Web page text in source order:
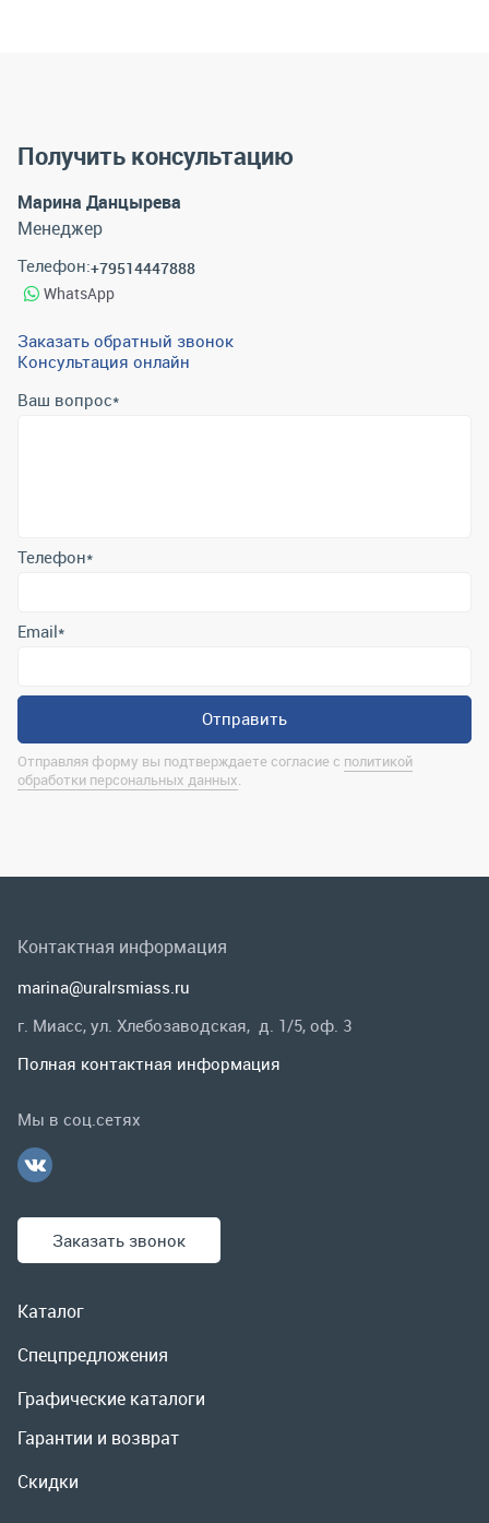
Получить консультацию
Марина Данцырева
Менеджер
Телефон:+79514447888
WhatsApp
Заказать обратный звонок
Консультация онлайн
Ваш вопрос*
Отправляя форму вы подтверждаете согласие с
Спецпредложения
Гарантии и возврат
Контактная информация
marina@uralrsmiass.ru
Заказать звонок